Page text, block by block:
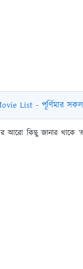
List - পূর্ণিমার সকল
আরো কিছু জানার থাকে